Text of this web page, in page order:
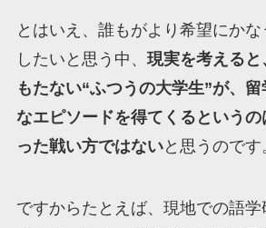
とはいえ、誰もがより希望にか
したいと思う中、 現実を考える
もたない“ふつうの大学生”が、
なエピソードを得てくるという
った戦い方ではないと思うのです
ですからたとえば、現地での語学